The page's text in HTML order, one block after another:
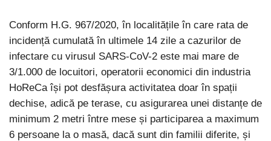
Conform H.G. 967/2020, în localitățile în care rata de
incidență cumulată în ultimele 14 zile a cazurilor de
infectare cu virusul SARS-CoV-2 este mai mare de
3/1.000 de locuitori, operatorii economici din industria
HoReCa își pot desfășura activitatea doar în spații
dechise, adică pe terase, cu asigurarea unei distanțe de
minimum 2 metri între mese și participarea a maximum
6 persoane la o masă, dacă sunt din familii diferite, și